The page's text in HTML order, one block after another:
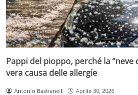
Pappi del pioppo, perché la “neve
vera causa delle allergie
Antonio Bastianelli Aprile 30, 2026